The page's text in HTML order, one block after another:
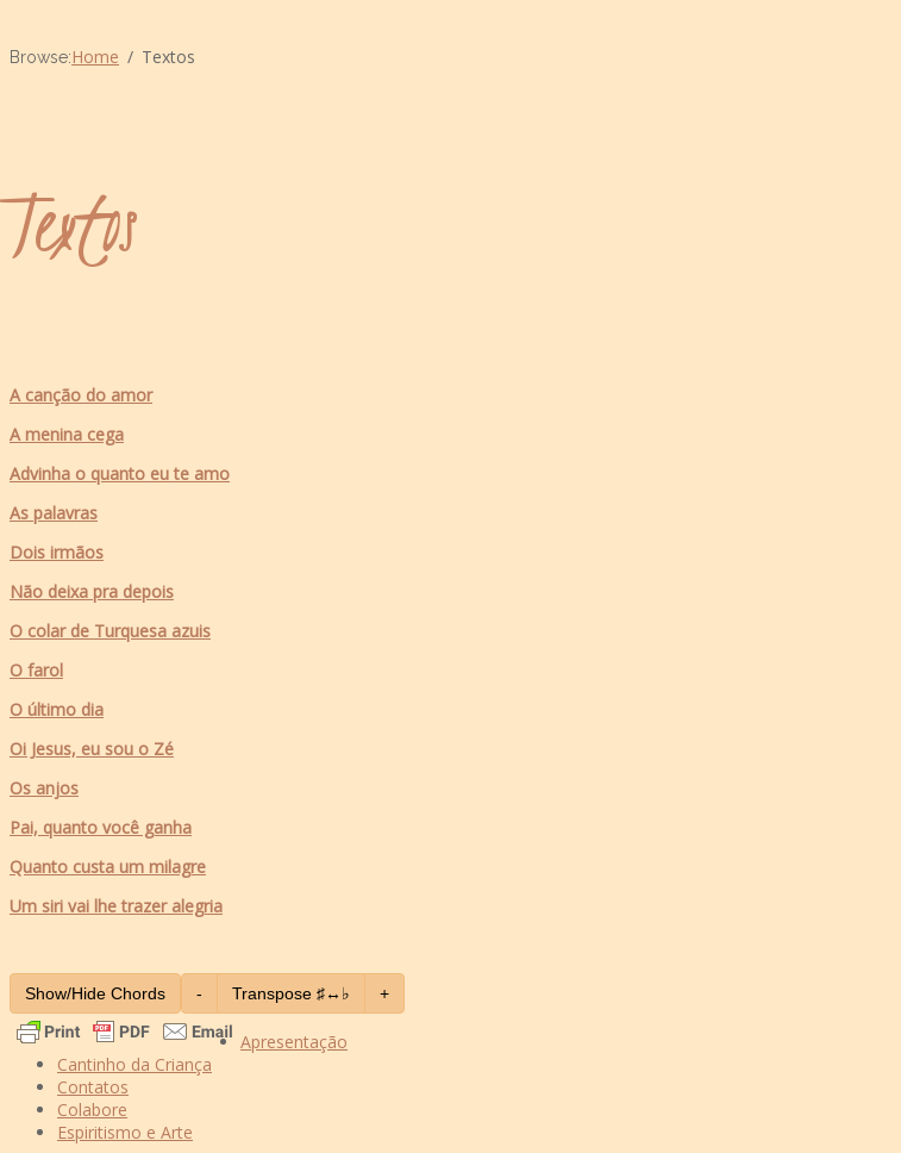
Browse:Home Textos
Textos
A canção do amor
A menina cega
Advinha o quanto eu te amo
As palavras
Dois irmãos
Não deixa pra depois
O colar de Turquesa azuis
O farol
O último dia
Oi Jesus, eu sou o Zé
Os anjos
Pai, quanto você ganha
Quanto custa um milagre
Um siri vai lhe trazer alegria
Show/Hide Chords - Transpose ♯↔♭ +
Apresentação
Cantinho da Criança
Contatos
Colabore
Espiritismo e Arte